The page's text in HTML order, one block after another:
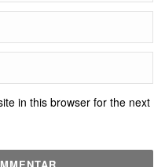
in this browser for the next